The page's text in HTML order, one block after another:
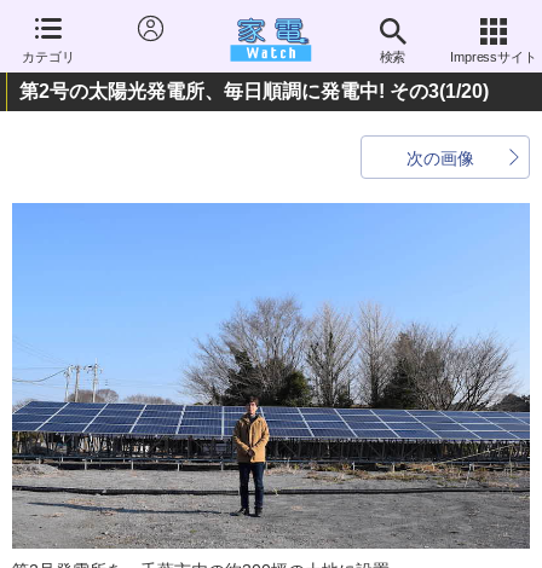
カテゴリ 検索 Impressサイト
第2号の太陽光発電所、毎日順調に発電中! その3(1/20)
次の画像